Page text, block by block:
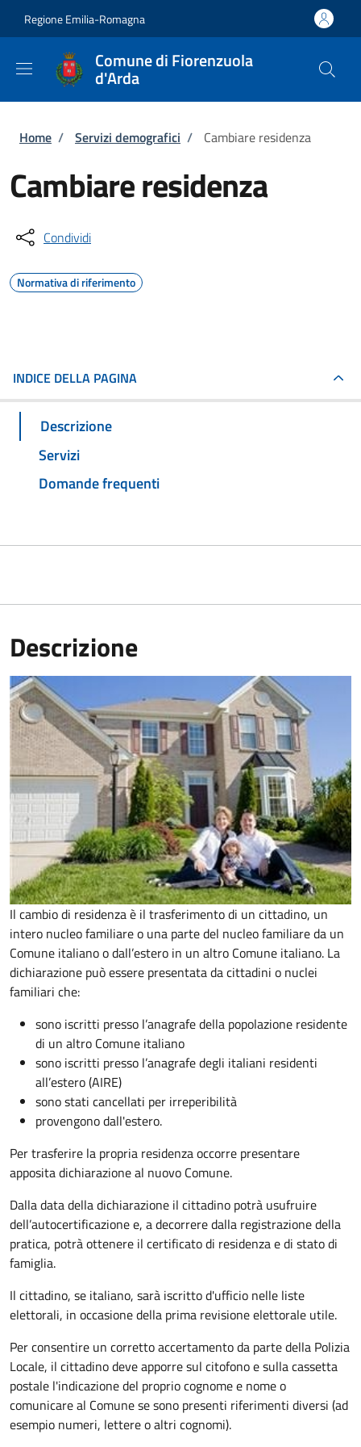
Regione Emilia-Romagna
Comune di Fiorenzuola
d'Arda
Briciole di pane
Home / Servizi demografici / Cambiare residenza
Cambiare residenza
Condividi
Normativa di riferimento
INDICE DELLA PAGINA
Descrizione
Servizi
Domande frequenti
Descrizione
Il cambio di residenza è il trasferimento di un cittadino, un
intero nucleo familiare o una parte del nucleo familiare da un
Comune italiano o dall’estero in un altro Comune italiano. La
dichiarazione può essere presentata da cittadini o nuclei
familiari che:
sono iscritti presso l’anagrafe della popolazione residente
di un altro Comune italiano
sono iscritti presso l’anagrafe degli italiani residenti
all’estero (AIRE)
sono stati cancellati per irreperibilità
provengono dall'estero.
Per trasferire la propria residenza occorre presentare
appositadichiarazione al nuovo Comune.
Dalla data della dichiarazione il cittadino potrà usufruire
dell’autocertificazione e, a decorrere dalla registrazione della
pratica, potrà ottenere il certificato di residenza e di stato di
famiglia.
Il cittadino, se italiano, sarà iscritto d'ufficio nelle liste
elettorali, in occasione della prima revisione elettorale utile.
Per consentire un corretto accertamento da parte della Polizia
Locale, il cittadino deve apporre sul citofono e sulla cassetta
postale l'indicazione del proprio cognome e nome o
comunicare al Comune se sono presenti riferimenti diversi (ad
esempio numeri, lettere o altri cognomi).